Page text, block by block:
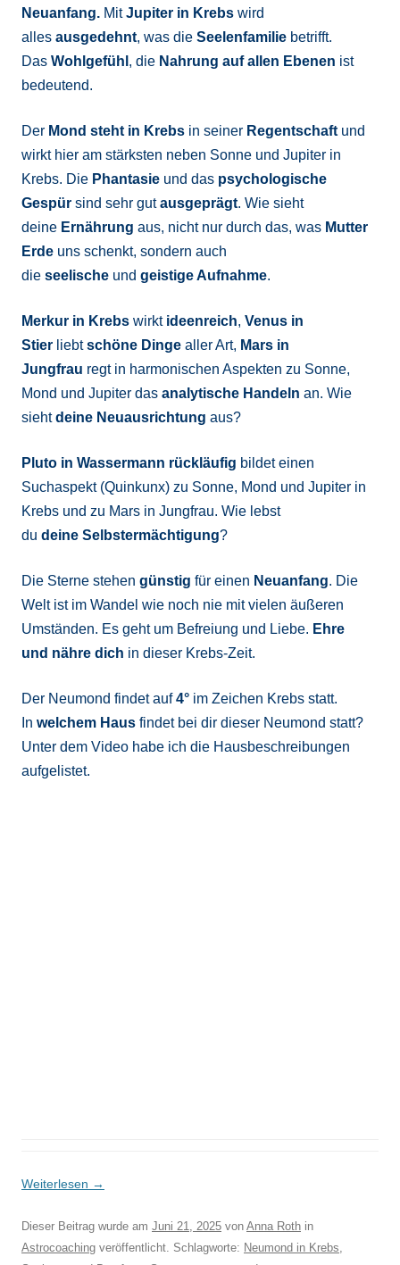
Neuanfang. MitJupiter in Krebs wird
alles ausgedehnt, was die Seelenfamilie betrifft.
Das Wohlgefühl , die Nahrung auf allen Ebenen ist
bedeutend.
Der Mond steht in Krebs in seiner Regentschaft und
wirkt hier am stärksten neben Sonne und Jupiter in
Krebs. Die Phantasie und das psychologische
Gespür sind sehr gutausgeprägt. Wie sieht
deine Ernährung aus, nicht nur durch das, was Mutter
Erde uns schenkt, sondern auch
die seelische und geistige Aufnahme.
Merkur in Krebs wirkt ideenreich, Venus in
Stier liebtschöne Dinge aller Art, Mars in
Jungfrau regt in harmonischen Aspekten zu Sonne,
Mond und Jupiter das analytische Handeln an. Wie
siehtdeine Neuausrichtung aus?
Pluto in Wassermann rückläufig bildet einen
Suchaspekt (Quinkunx) zu Sonne, Mond und Jupiter in
Krebs und zu Mars in Jungfrau. Wie lebst
du deine Selbstermächtigung?
Die Sterne stehen günstig für einen Neuanfang. Die
Welt ist im Wandel wie noch nie mit vielen äußeren
Umständen. Es geht um Befreiung und Liebe. Ehre
und nähre dich in dieser Krebs-Zeit.
Der Neumond findet auf4° im Zeichen Krebs statt.
In welchem Haus findet bei dir dieser Neumond statt?
Unter dem Video habe ich die Hausbeschreibungen
aufgelistet.
Weiterlesen →
Dieser Beitrag wurde am Juni 21, 2025 von Anna Roth in
Astrocoaching veröffentlicht. Schlagworte: Neumond in Krebs,